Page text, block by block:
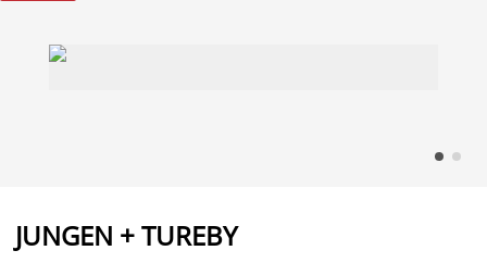
JUNGEN + TUREBY